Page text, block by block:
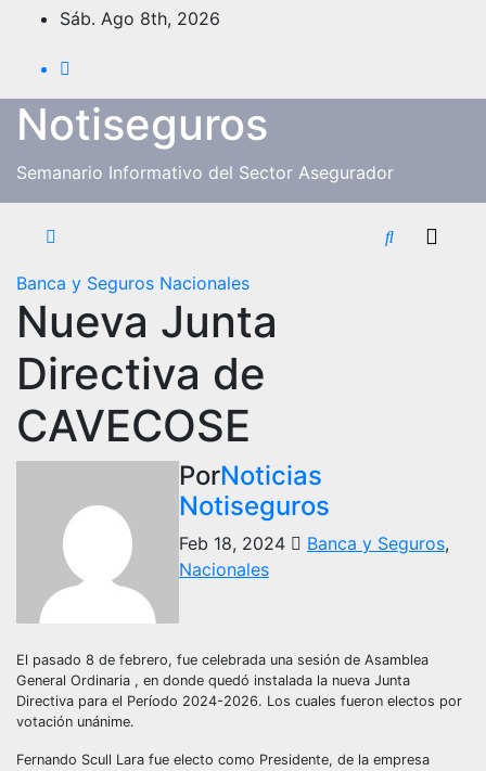
Saltar
contenido
Sáb. Ago 8th, 2026
Notiseguros
Semanario Informativo del Sector Asegurador
Banca y Seguros Nacionales
Nueva Junta
Directiva de
CAVECOSE
PorNoticias
Notiseguros
Feb 18, 2024 Banca y Seguros,
Nacionales
El pasado 8 de febrero, fue celebrada una sesión de Asamblea
General Ordinaria , en donde quedó instalada la nueva Junta
Directiva para el Período 2024-2026. Los cuales fueron electos por
votación unánime.
Fernando Scull Lara fue electo como Presidente, de la empresa